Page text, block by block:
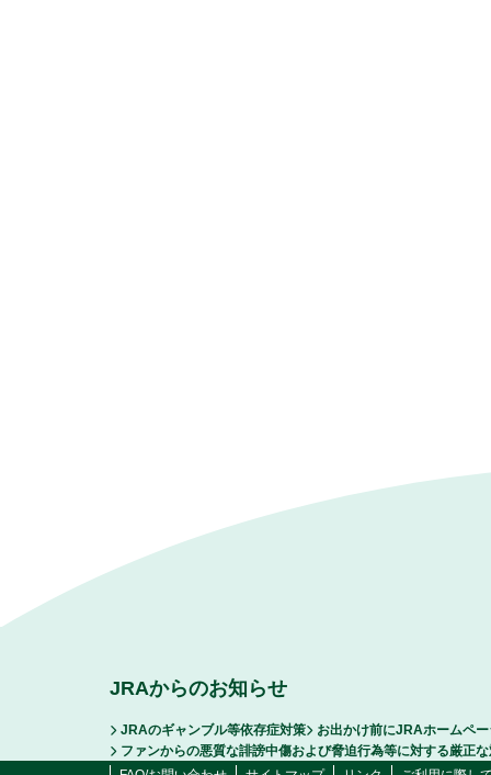
JRAからのお知らせ
JRAのギャンブル等依存症対策
お出かけ前にJRAホームペ
ファンからの悪質な誹謗中傷および脅迫行為等に対する厳正